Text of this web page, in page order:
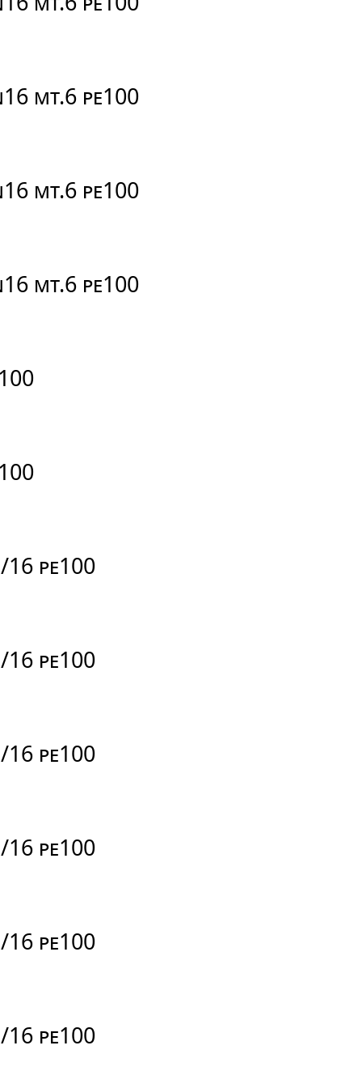
MT.6 PE100
MT.6 PE100
MT.6 PE100
16 PE100
16 PE100
16 PE100
16 PE100
16 PE100
16 PE100